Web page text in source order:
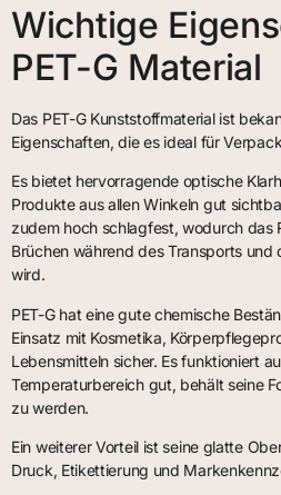
Wichtige
PET-G Material
Das PET-G Kunststoffmaterial ist
Eigenschaften, die es ideal für
Es bietet hervorragende optische
Produkte aus allen Winkeln gut
zudem hoch schlagfest, wodurch das
Brüchen während des Transports
wird.
PET-G hat eine gute chemische
Einsatz mit Kosmetika,
Lebensmitteln sicher. Es funktioniert
Temperaturbereich gut, behält seine
zu werden.
Ein weiterer Vorteil ist seine glatte
Druck, Etikettierung und